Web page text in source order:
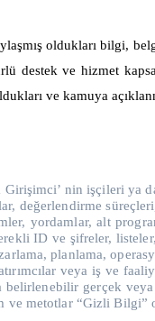
oldukları bilgi,
destek ve hizmet
ve kamuya
nin işçileri ya
değerlendirme
yordamlar, alt
ID ve şifreler,
planlama,
veya iş ve
gerçek
ve metotlar “Gizli Bilgi”